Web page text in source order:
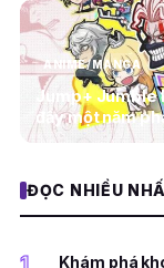
ANIME/MANGA
Jump+ Jumble
đầy một năm
ĐỌC NHIỀU
Khám phá